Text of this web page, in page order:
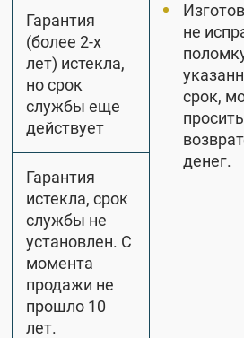
не
срок,
денег.
Гарантия
(более 2-х
лет) истекла,
но срок
службы еще
действует
Гарантия
истекла, срок
службы не
установлен. С
момента
продажи не
прошло 10
лет.